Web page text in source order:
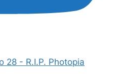
28 - R.I.P. Photopia